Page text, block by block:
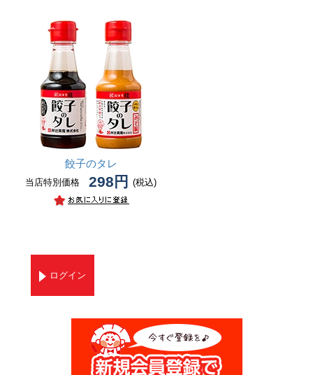
餃子のタレ
当店特別価格 298円 (税込)
ログイン